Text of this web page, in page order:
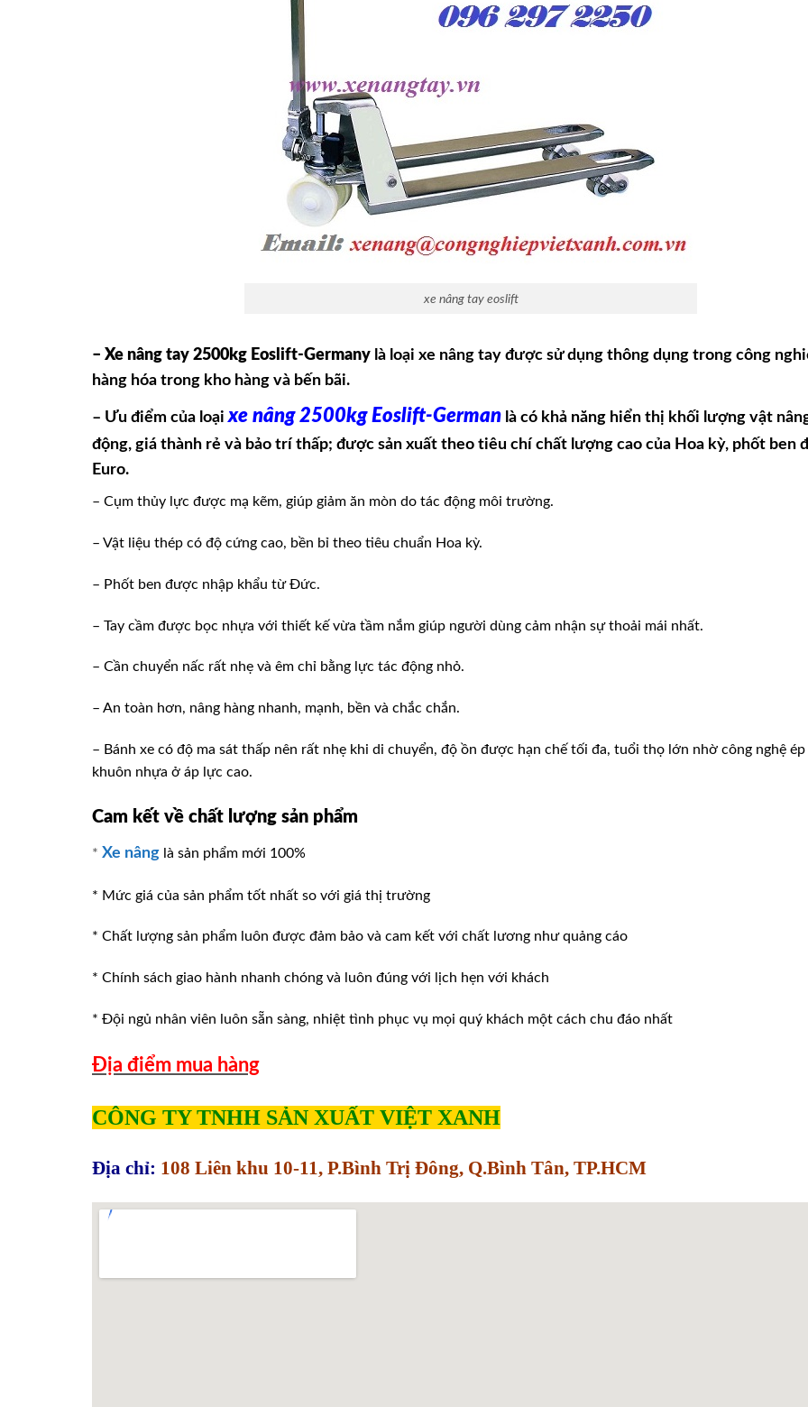
xe nâng tay eoslift
– Xe nâng tay 2500kg Eoslift-Germany là loại xe nâng tay được sử dụng thông dụng trong công
hàng hóa trong kho hàng và bến bãi.
– Ưu điểm của loạixe nâng 2500kg Eoslift-German là có khả năng hiển thị khối lượng vật
động, giá thành rẻ và bảo trí thấp; được sản xuất theo tiêu chí chất lượng cao của Hoa kỳ, phốt
Euro.
– Cụm thủy lực được mạ kẽm, giúp giảm ăn mòn do tác động môi trường.
– Vật liệu thép có độ cứng cao, bền bỉ theo tiêu chuẩn Hoa kỳ.
– Phốt ben được nhập khẩu từ Đức.
– Tay cầm được bọc nhựa với thiết kế vừa tầm nắm giúp người dùng cảm nhận sự thoải mái nhất.
– Cần chuyển nấc rất nhẹ và êm chỉ bằng lực tác động nhỏ.
– An toàn hơn, nâng hàng nhanh, mạnh, bền và chắc chắn.
– Bánh xe có độ ma sát thấp nên rất nhẹ khi di chuyển, độ ồn được hạn chế tối đa, tuổi thọ lớn nhờ công nghệ ép
khuôn nhựa ở áp lực cao.
Cam kết về chất lượng sản phẩm
* Xe nâng là sản phẩm mới 100%
* Mức giá của sản phẩm tốt nhất so với giá thị trường
* Chất lượng sản phẩm luôn được đảm bảo và cam kết với chất lương như quảng cáo
* Chính sách giao hành nhanh chóng và luôn đúng với lịch hẹn với khách
* Đội ngủ nhân viên luôn sẵn sàng, nhiệt tình phục vụ mọi quý khách một cách chu đáo nhất
Địa điểm mua hàng
CÔNG TY TNHH SẢN XUẤT VIỆT XANH
Địa chỉ: 108 Liên khu 10-11, P.Bình Trị Đông, Q.Bình Tân, TP.HCM